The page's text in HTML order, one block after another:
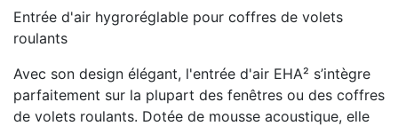
Entrée d'air hygroréglable pour coffres de volets
roulants
Avec son design élégant, l'entrée d'air EHA² s’intègre
parfaitement sur la plupart des fenêtres ou des coffres
de volets roulants. Dotée de mousse acoustique, elle